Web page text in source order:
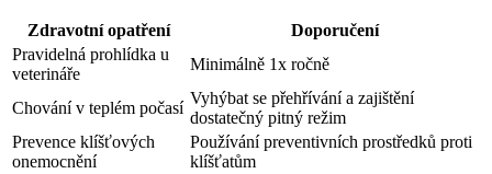
Zdravotní opatření
Doporučení
Pravidelná prohlídka u
veterináře
Minimálně 1x ročně
Chování v teplém počasí
Vyhýbat se přehřívání a zajištění
dostatečný pitný režim
Prevence klíšťových
onemocnění
Používání preventivních prostředků proti
klíšťatům